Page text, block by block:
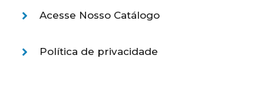
Acesse Nosso Catálogo
Política de privacidade